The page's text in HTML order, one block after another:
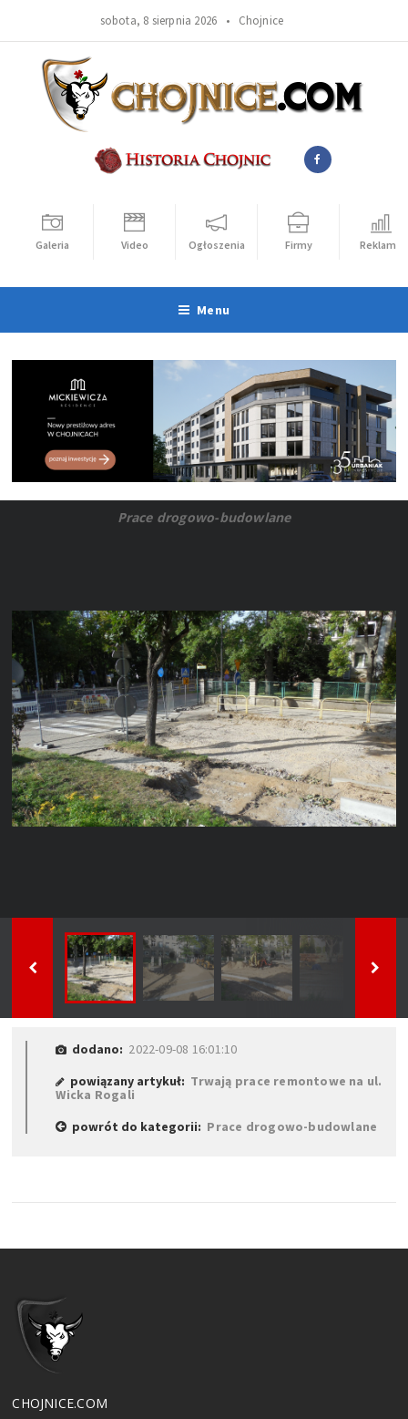
sobota, 8 sierpnia 2026 • Chojnice
Galeria Video Ogłoszenia Firmy Reklama
Menu
Prace drogowo-budowlane
dodano: 2022-09-08 16:01:10
powiązany artykuł: Trwają prace remontowe na ul.
Wicka Rogali
powrót do kategorii: Prace drogowo-budowlane
CHOJNICE.COM